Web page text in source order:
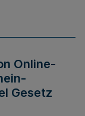
Online-
Gesetz